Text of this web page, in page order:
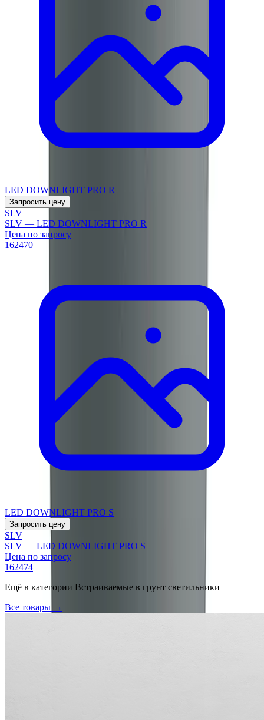
LED DOWNLIGHT PRO R
Запросить цену
SLV
SLV — LED DOWNLIGHT PRO R
Цена по запросу
162470
LED DOWNLIGHT PRO S
Запросить цену
SLV
SLV — LED DOWNLIGHT PRO S
Цена по запросу
162474
Ещё в категории Встраиваемые в грунт светильники
Все товары →